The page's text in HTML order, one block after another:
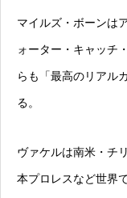
マイルズ・ボーンは
ォーター・キャッチ
らも「最高のリアル
る。
ヴァケルは南米・チ
本プロレスなど世界